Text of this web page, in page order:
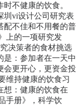
不健康的饮食。
圳vi设计公司研究表
配不佳和不用餐的普
上的一项研究发
决策者的食材挑选
是：参加者在一天中
会更开心，更资金投
维持健康的饮食习
想：健康的饮食在
手册》，科学饮